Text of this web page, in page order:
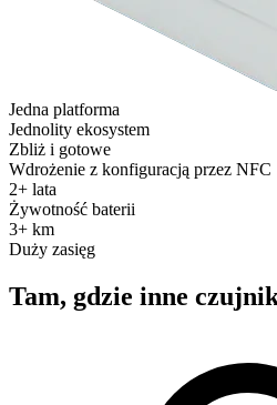
Jedna platforma
Jednolity ekosystem
Zbliż i gotowe
Wdrożenie z konfiguracją przez NFC
2+ lata
Żywotność baterii
3+ km
Duży zasięg
Tam, gdzie inne